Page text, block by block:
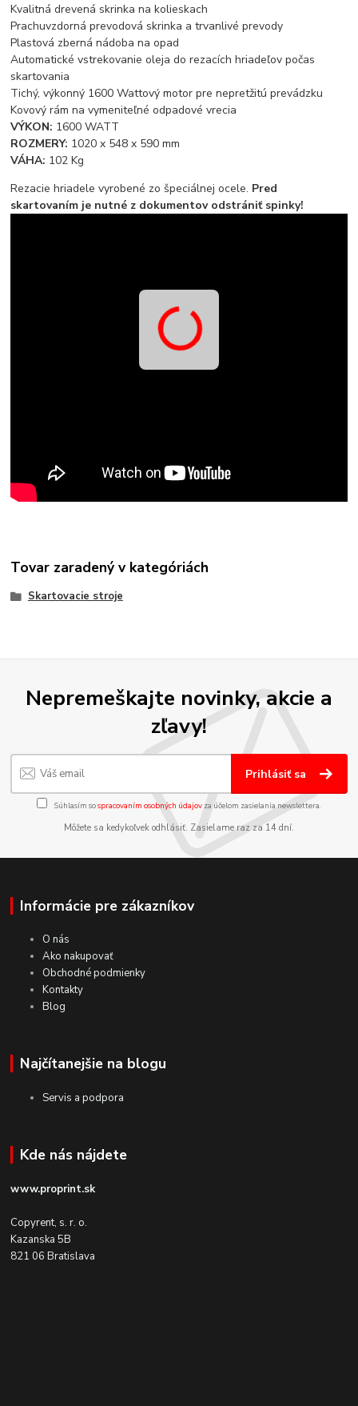
Kvalitná drevená skrinka na kolieskach
Prachuvzdorná prevodová skrinka a trvanlivé prevody
Plastová zberná nádoba na opad
Automatické vstrekovanie oleja do rezacích hriadeľov počas
skartovania
Tichý, výkonný 1600 Wattový motor pre nepretžitú prevádzku
Kovový rám na vymeniteľné odpadové vrecia
VÝKON: 1600 WATT
ROZMERY: 1020 x 548 x 590 mm
VÁHA: 102 Kg
Rezacie hriadele vyrobené zo špeciálnej ocele. Pred
skartovaním je nutné z dokumentov odstrániť spinky!
Tovar zaradený v kategóriách
Skartovacie stroje
Nepremeškajte novinky, akcie a
zľavy!
Prihlásiť sa
Súhlasím sospracovaním osobných údajov za účelom zasielania newslettera.
Môžete sa kedykoľvek odhlásiť. Zasielame raz za 14 dní.
Informácie pre zákazníkov
O nás
Ako nakupovať
Obchodné podmienky
Kontakty
Blog
Najčítanejšie na blogu
Servis a podpora
Kde nás nájdete
www.proprint.sk
Copyrent, s. r. o.
Kazanska 5B
821 06 Bratislava